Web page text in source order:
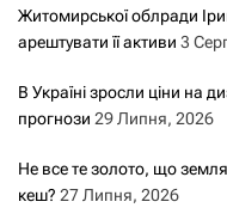
Житомирської облради
арештувати її активи 3
В Україні зросли ціни на
прогнози 29 Липня, 2026
Не все те золото, що
кеш? 27 Липня, 2026